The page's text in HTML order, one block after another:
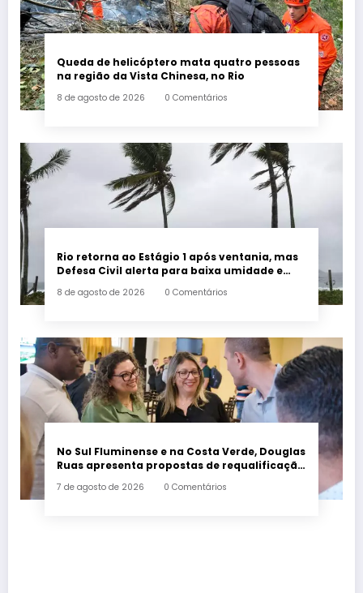
Queda de helicóptero mata quatro pessoas
na região da Vista Chinesa, no Rio
8 de agosto de 2026 0 Comentários
Rio retorna ao Estágio 1 após ventania, mas
Defesa Civil alerta para baixa umidade e
8 de agosto de 2026 0 Comentários
No Sul Fluminense e na Costa Verde, Douglas
Ruas apresenta propostas de requalificação
7 de agosto de 2026 0 Comentários